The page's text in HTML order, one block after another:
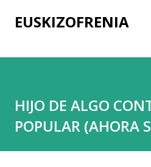
Ir al contenido
EUSKIZOFRENIA
HIJO DE ALGO
POPULAR (AHORA